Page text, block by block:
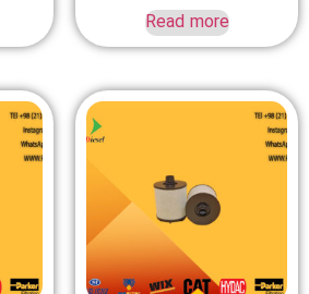
Read more